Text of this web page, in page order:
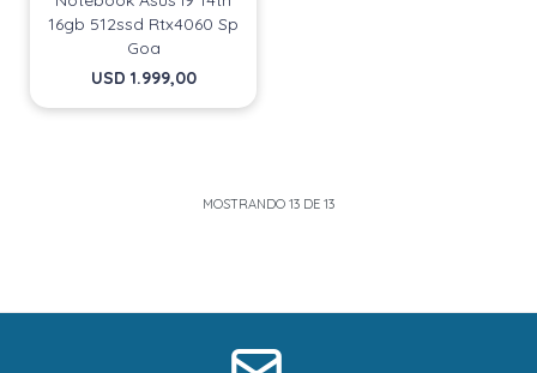
16gb 512ssd Rtx4060 Sp
Goa
USD 1.999,00
MOSTRANDO 13 DE 13